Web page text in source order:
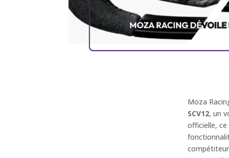
Moza
SCV12, un
officielle,